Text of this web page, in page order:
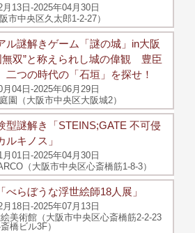
月13日-2025年04月30日
市中央区久太郎1-2-27）
ル謎解きゲーム「謎の城」in大阪
無双”と称えられし城の偉観 豊臣
二つの時代の「石垣」を探せ！
月04日-2025年06月29日
園（大阪市中央区大阪城2）
型謎解き「STEINS;GATE 不可侵
ルキノス」
月01日-2025年04月30日
（大阪市中央区心斎橋筋1-8-3）
べらぼうな浮世絵師18人展」
月18日-2025年07月13日
美術館（大阪市中央区心斎橋筋2-2-23
橋ビル3F）